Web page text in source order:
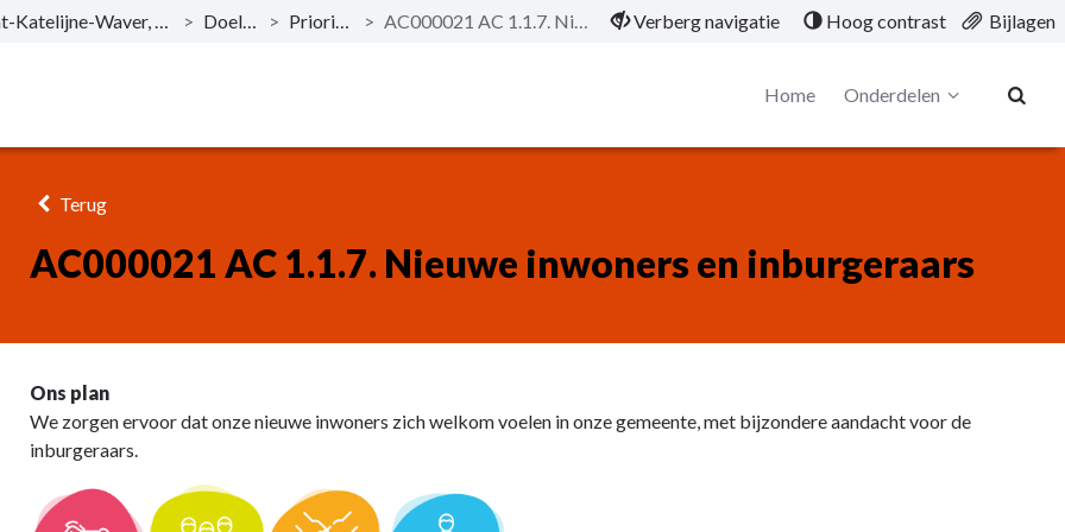
BD1. Sint-Katelijne-Waver, een warme Vlaamse gemeenschap! > Doelstellingen > Prioritaire acties > AC000021 AC 1.1.7. Nieuwe inwoners en inburgeraars Verberg navigatie Hoog contrast Bijlagen
Home Onderdelen
Terug
AC000021 AC 1.1.7. Nieuwe inwoners en inburgeraars
Ons plan
We zorgen ervoor dat onze nieuwe inwoners zich welkom voelen in onze gemeente, met bijzondere aandacht voor de
inburgeraars.